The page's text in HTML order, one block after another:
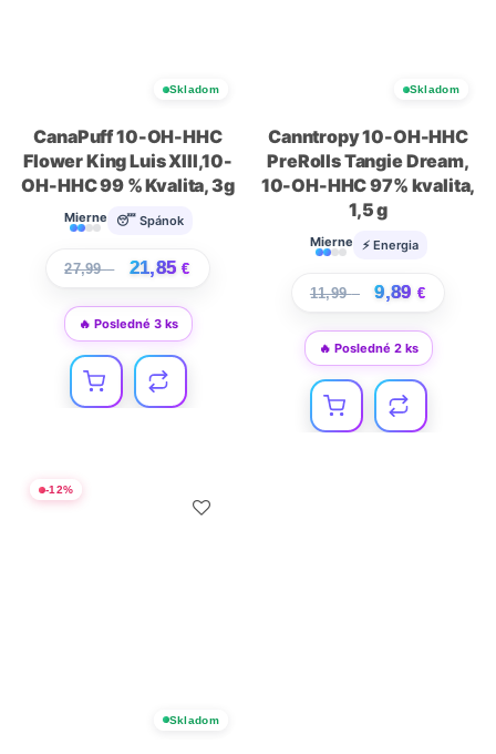
Skladom
CanaPuff 10-OH-HHC
Flower King Luis XIII,10-
OH-HHC 99 % Kvalita, 3g
Mierne 😴 Spánok
27,99€ 21,85€
🔥 Posledné 3 ks
Skladom
Canntropy 10-OH-HHC
PreRolls Tangie Dream,
10-OH-HHC 97% kvalita,
1,5 g
Mierne ⚡ Energia
11,99€ 9,89 €
🔥 Posledné 2 ks
-12%
Skladom